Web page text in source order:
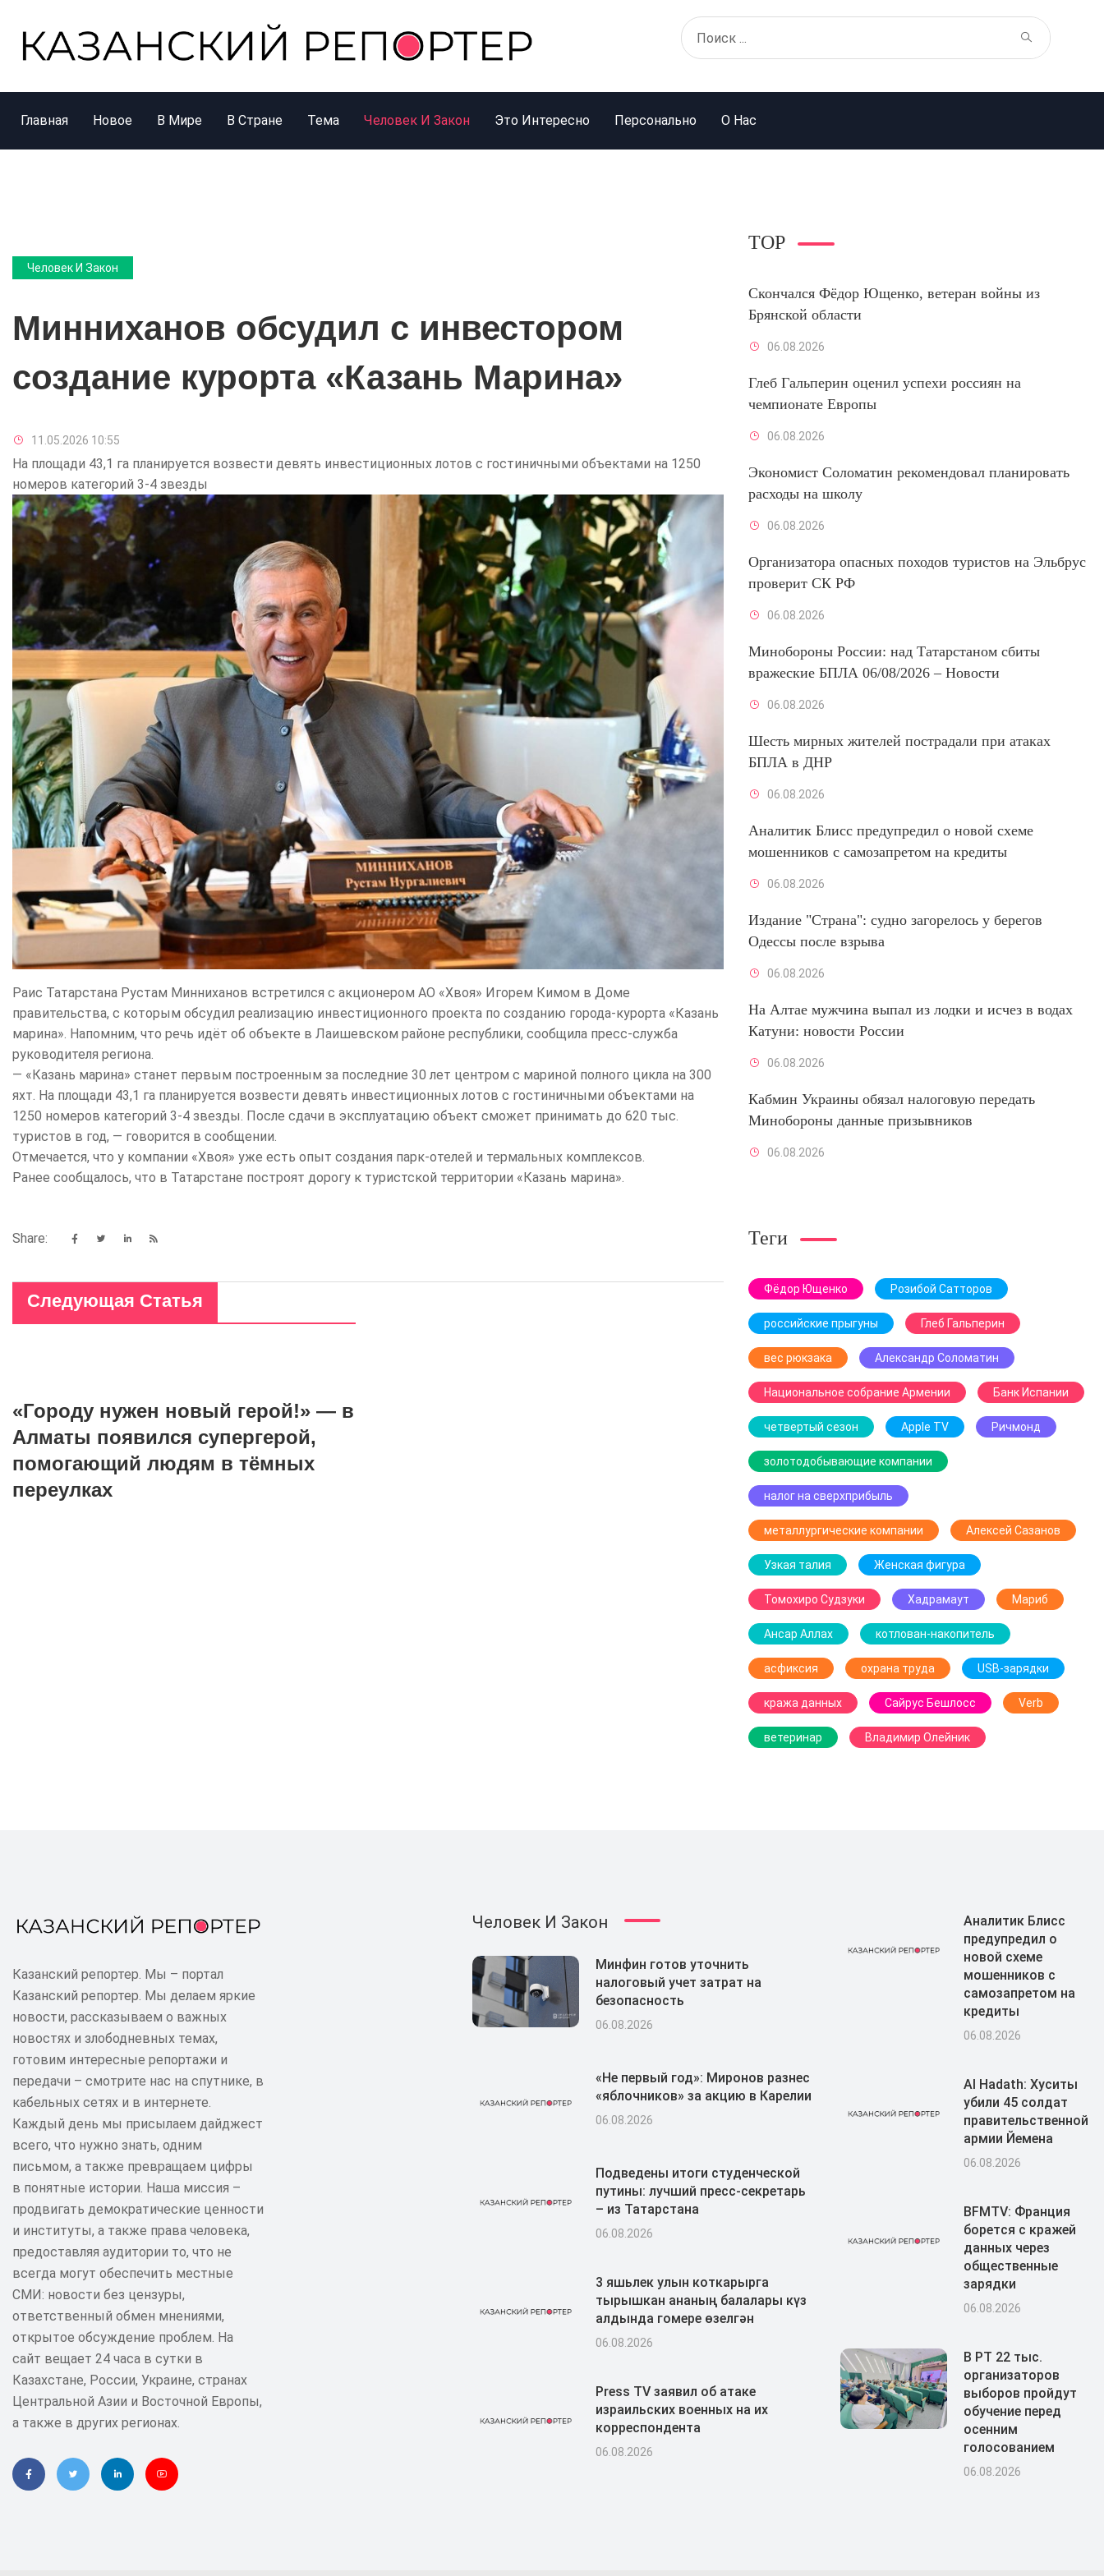
Главная Новое В Мире В Стране Тема Человек И Закон Это Интересно Персонально О Нас
Человек И Закон
Минниханов обсудил с инвестором
создание курорта «Казань Марина»
11.05.2026 10:55
На площади 43,1 га планируется возвести девять инвестиционных лотов с гостиничными объектами на 1250
номеров категорий 3-4 звезды
Раис Татарстана Рустам Минниханов встретился с акционером АО «Хвоя» Игорем Кимом в Доме
правительства, с которым обсудил реализацию инвестиционного проекта по созданию города-курорта «Казань
марина». Напомним, что речь идёт об объекте в Лаишевском районе республики, сообщила пресс-служба
руководителя региона.
— «Казань марина» станет первым построенным за последние 30 лет центром с мариной полного цикла на 300
яхт. На площади 43,1 га планируется возвести девять инвестиционных лотов с гостиничными объектами на
1250 номеров категорий 3-4 звезды. После сдачи в эксплуатацию объект сможет принимать до 620 тыс.
туристов в год, — говорится в сообщении.
Отмечается, что у компании «Хвоя» уже есть опыт создания парк-отелей и термальных комплексов.
Ранее сообщалось, что в Татарстане построят дорогу к туристской территории «Казань марина».
Share:
Следующая Статья
«Городу нужен новый герой!» — в
Алматы появился супергерой,
помогающий людям в тёмных
переулках
TOP
Скончался Фёдор Ющенко, ветеран войны из
Брянской области
06.08.2026
Глеб Гальперин оценил успехи россиян на
чемпионате Европы
06.08.2026
Экономист Соломатин рекомендовал планировать
расходы на школу
06.08.2026
Организатора опасных походов туристов на Эльбрус
проверит СК РФ
06.08.2026
Минобороны России: над Татарстаном сбиты
вражеские БПЛА 06/08/2026 – Новости
06.08.2026
Шесть мирных жителей пострадали при атаках
БПЛА в ДНР
06.08.2026
Аналитик Блисс предупредил о новой схеме
мошенников с самозапретом на кредиты
06.08.2026
Издание "Страна": судно загорелось у берегов
Одессы после взрыва
06.08.2026
На Алтае мужчина выпал из лодки и исчез в водах
Катуни: новости России
06.08.2026
Кабмин Украины обязал налоговую передать
Минобороны данные призывников
06.08.2026
Теги
Фёдор Ющенко Розибой Сатторов
российские прыгуны Глеб Гальперин
вес рюкзака Александр Соломатин
Национальное собрание Армении Банк Испании
четвертый сезон Apple TV Ричмонд
золотодобывающие компании
налог на сверхприбыль
металлургические компании Алексей Сазанов
Узкая талия Женская фигура
Томохиро Судзуки Хадрамаут Мариб
Ансар Аллах котлован-накопитель
асфиксия охрана труда USB-зарядки
кража данных Сайрус Бешлосс Verb
ветеринар Владимир Олейник
Казанский репортер. Мы – портал
Казанский репортер. Мы делаем яркие
новости, рассказываем о важных
новостях и злободневных темах,
готовим интересные репортажи и
передачи – смотрите нас на спутнике, в
кабельных сетях и в интернете.
Каждый день мы присылаем дайджест
всего, что нужно знать, одним
письмом, а также превращаем цифры
в понятные истории. Наша миссия –
продвигать демократические ценности
и институты, а также права человека,
предоставляя аудитории то, что не
всегда могут обеспечить местные
СМИ: новости без цензуры,
ответственный обмен мнениями,
открытое обсуждение проблем. На
сайт вещает 24 часа в сутки в
Казахстане, России, Украине, странах
Центральной Азии и Восточной Европы,
а также в других регионах.
Человек И Закон
Минфин готов уточнить
налоговый учет затрат на
безопасность
06.08.2026
«Не первый год»: Миронов разнес
«яблочников» за акцию в Карелии
06.08.2026
Подведены итоги студенческой
путины: лучший пресс-секретарь
– из Татарстана
06.08.2026
3 яшьлек улын коткарырга
тырышкан ананың балалары күз
алдында гомере өзелгән
06.08.2026
Press TV заявил об атаке
израильских военных на их
корреспондента
06.08.2026
Аналитик Блисс
предупредил о
новой схеме
мошенников с
самозапретом на
кредиты
06.08.2026
Al Hadath: Хуситы
убили 45 солдат
правительственной
армии Йемена
06.08.2026
BFMTV: Франция
борется с кражей
данных через
общественные
зарядки
06.08.2026
В РТ 22 тыс.
организаторов
выборов пройдут
обучение перед
осенним
голосованием
06.08.2026